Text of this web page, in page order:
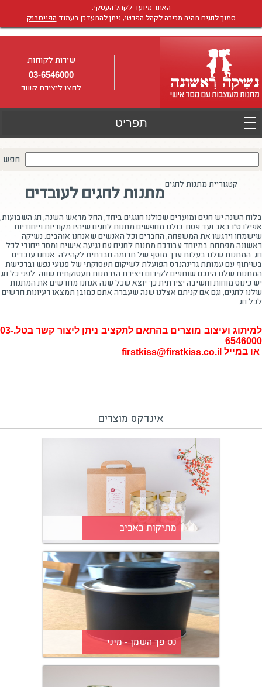
האתר מיועד לקהל העסקי.
סמוך לחגים תהיה מכירה לקהל הפרטי, ניתן להתעדכן בעמוד הפייסבוק
שירות לקוחות
03-6546000
לחצו ליצירת קשר
חפש
קטגוריית מתנות לחגיםמתנות לחגים לעובדים
בלוח השנה יש חגים ומועדים שכולנו חוגגים ביחד, החל מראש השנה, חג השבועות,
אפילו ט"ו באב ועד פסח. כולנו מחפשים מתנות לחגים שיהיו מקוריות וייחודיות
שישמחו וירגשו את המשפחה, החברים וכל האנשים שאנחנו אוהבים. נשיקה
ראשונה מפתחת במיוחד עבורכם מתנות לחגים עם נגיעה אישית ומסר ייחודי לכל
חג. המתנות שלנו בעלות ערך מוסף של תרומה חברתית לקהילה. אנחנו עובדים
בשיתוף עם עמותת גרינהנדס הפועלת לשיקום תעסוקתי של פגועי נפש וברכישת
המתנות שלנו הינכם שותפים לקידום ויצירת הזדמנות תעסוקתית שווה. לפני כל חג
יש כינוס מוחות וחשיבה יצירתית כך יוצא שכל שנה אנחנו מחדשים את המתנות
שלנו לחגים, וגם אם קניתם אצלנו שנה שעברה אתם כמובן תמצאו רעיונות חדשים
לכל חג.
למיתוג ועיצוב מוצרים בהתאם לתקציב ניתן ליצור קשר בטל.03-
6546000
או במייל firstkiss@firstkiss.co.il
אינדקס מוצרים
מתיקות באביב
נס פך השמן - מיני